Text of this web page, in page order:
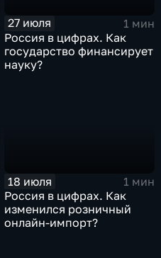
27 июля
1 мин
Россия в цифрах. Как
государство финансирует
науку?
18 июля
1 мин
Россия в цифрах. Как
изменился розничный
онлайн-импорт?